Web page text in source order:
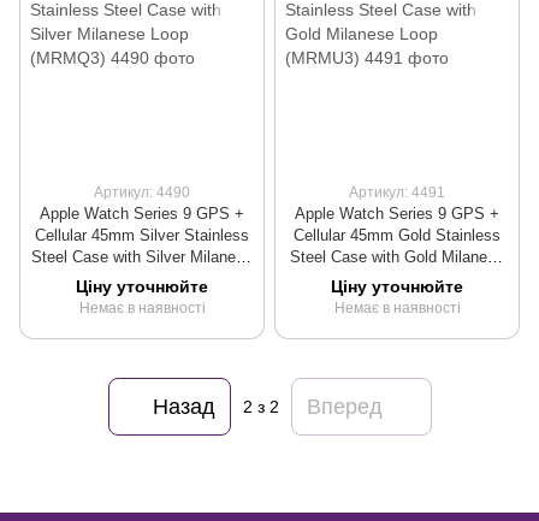
Артикул: 4490
Apple Watch Series 9 GPS +
Cellular 45mm Silver Stainless
Steel Case with Silver Milanese
Loop (MRMQ3)
Ціну уточнюйте
Немає в наявності
Артикул: 4491
Apple Watch Series 9 GPS +
Cellular 45mm Gold Stainless
Steel Case with Gold Milanese
Loop (MRMU3)
Ціну уточнюйте
Немає в наявності
Назад 2 з 2 Вперед